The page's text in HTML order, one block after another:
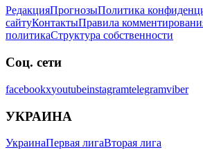
РедакцияПрогнозыПолитика
сайтуКонтактыПравила
политикаСтруктура собственности
Соц. сети
facebookxyoutubeinstagramtelegramviber
УКРАИНА
УкраинаПервая лигаВторая лига